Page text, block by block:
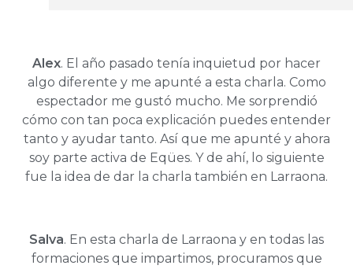
Alex. El año pasado tenía inquietud por hacer
algo diferente y me apunté a esta charla. Como
espectador me gustó mucho. Me sorprendió
cómo con tan poca explicación puedes entender
tanto y ayudar tanto. Así que me apunté y ahora
soy parte activa de Eqües. Y de ahí, lo siguiente
fue la idea de dar la charla también en Larraona.
Salva. En esta charla de Larraona y en todas las
formaciones que impartimos, procuramos que